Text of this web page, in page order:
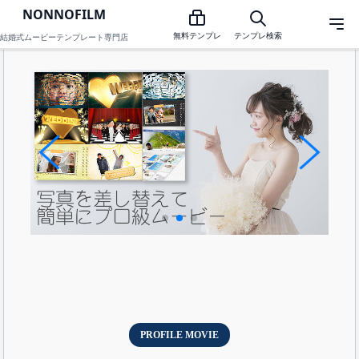
NONNOFILM
結婚式ムービーテンプレート専門店 無料テンプレ テンプレ検索
プロフィールムービーテンプレートのNONNOFILM
PROFILE MOVIE